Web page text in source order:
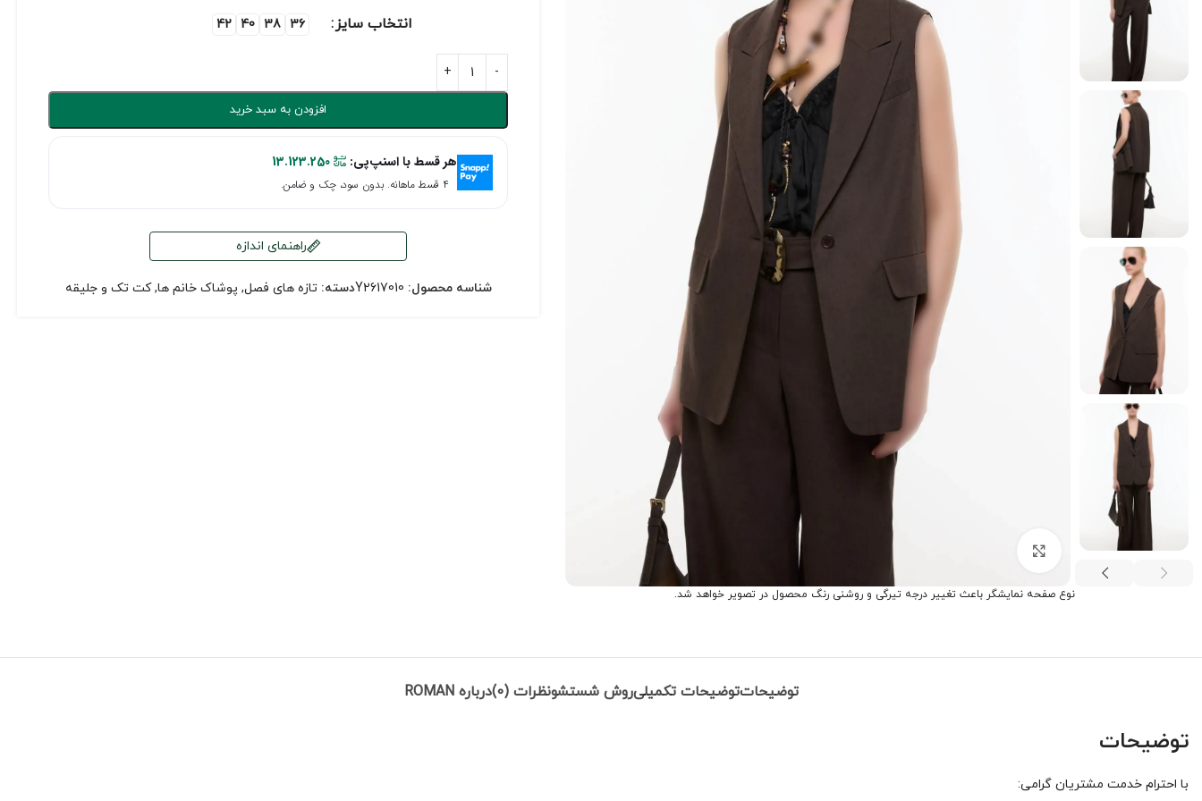
برای بزرگنمایی کلیک کنید
نوع صفحه نمایشگر باعث تغییر درجه تیرگی و روشنی رنگ محصول در تصویر خواهد شد.
انتخاب سایز 36
38
40
42
افزودن به سبد خرید
هر قسط با اسنپ‌پی: 13.123.250
۴ قسط ماهانه. بدون سود، چک و ضامن.
راهنمای اندازه
شناسه محصول: Y2617010دسته: تازه های فصل, پوشاک خانم ها, کت تک و جلیقه
توضیحاتتوضیحات تکمیلیروش شستشونظرات (0) درباره ROMAN
توضیحات
با احترام خدمت مشتریان گرامی: